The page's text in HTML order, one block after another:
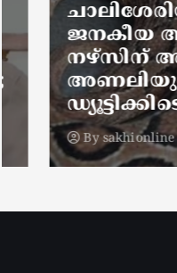
ജനകീയ
നഴ്സിന്
അണലിയുടെ
ഡ്യൂട്ടിക്കിടെ
Bysakhionline